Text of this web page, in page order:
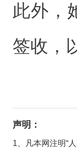
此外，
签收，
声明：
1、凡本网注明“